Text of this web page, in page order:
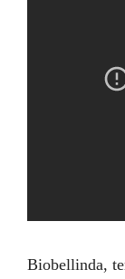
Biobellinda,